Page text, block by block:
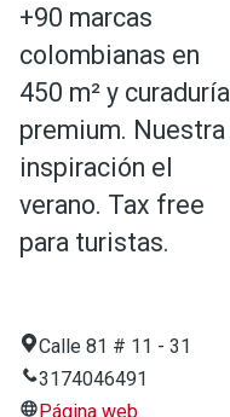
+90 marcas
colombianas en
450 m² y curaduría
premium. Nuestra
inspiración el
verano. Tax free
para turistas.
Calle 81 # 11 - 31
3174046491
Página web